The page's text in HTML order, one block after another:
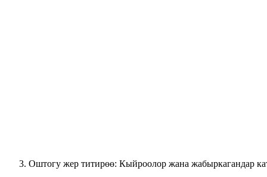
Оштогу жер титирөө: Кыйроолор жана жабыркагандар